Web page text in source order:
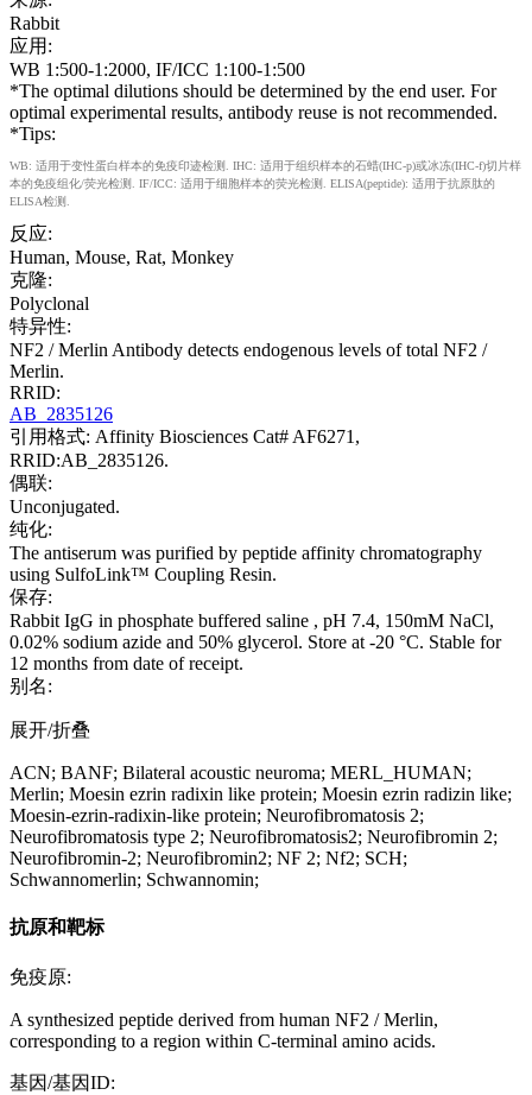
Rabbit
应用:
WB 1:500-1:2000, IF/ICC 1:100-1:500
*The optimal dilutions should be determined by the end user. For
optimal experimental results, antibody reuse is not recommended.
*Tips:
WB: 适用于变性蛋白样本的免疫印迹检测. IHC: 适用于组织样本的石蜡(IHC-p)或冰冻(IHC-f)切片样
本的免疫组化/荧光检测. IF/ICC: 适用于细胞样本的荧光检测. ELISA(peptide): 适用于抗原肽的
ELISA检测.
反应:
Human, Mouse, Rat, Monkey
克隆:
Polyclonal
特异性:
NF2 / Merlin Antibody detects endogenous levels of total NF2 /
Merlin.
RRID:
AB_2835126
引用格式: Affinity Biosciences Cat# AF6271,
RRID:AB_2835126.
偶联:
Unconjugated.
纯化:
The antiserum was purified by peptide affinity chromatography
using SulfoLink™ Coupling Resin.
保存:
Rabbit IgG in phosphate buffered saline , pH 7.4, 150mM NaCl,
0.02% sodium azide and 50% glycerol. Store at -20 °C. Stable for
12 months from date of receipt.
别名:
展开/折叠
ACN; BANF; Bilateral acoustic neuroma; MERL_HUMAN;
Merlin; Moesin ezrin radixin like protein; Moesin ezrin radizin like;
Moesin-ezrin-radixin-like protein; Neurofibromatosis 2;
Neurofibromatosis type 2; Neurofibromatosis2; Neurofibromin 2;
Neurofibromin-2; Neurofibromin2; NF 2; Nf2; SCH;
Schwannomerlin; Schwannomin;
抗原和靶标
免疫原:
A synthesized peptide derived from human NF2 / Merlin,
corresponding to a region within C-terminal amino acids.
基因/基因ID: